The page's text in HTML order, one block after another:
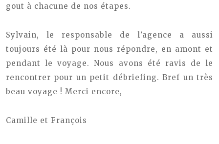
gout à chacune de nos étapes.
Sylvain, le responsable de l’agence a aussi
toujours été là pour nous répondre, en amont et
pendant le voyage. Nous avons été ravis de le
rencontrer pour un petit débriefing. Bref un très
beau voyage ! Merci encore,
Camille et François